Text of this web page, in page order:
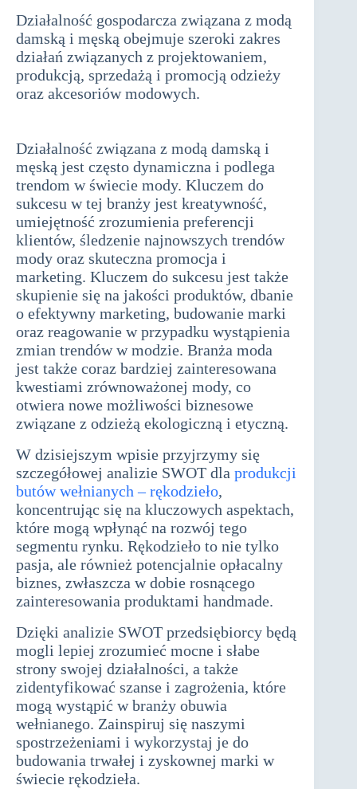
Działalność gospodarcza związana z modą
damską i męską obejmuje szeroki zakres
działań związanych z projektowaniem,
produkcją, sprzedażą i promocją odzieży
oraz akcesoriów modowych.
Działalność związana z modą damską i
męską jest często dynamiczna i podlega
trendom w świecie mody. Kluczem do
sukcesu w tej branży jest kreatywność,
umiejętność zrozumienia preferencji
klientów, śledzenie najnowszych trendów
mody oraz skuteczna promocja i
marketing. Kluczem do sukcesu jest także
skupienie się na jakości produktów, dbanie
o efektywny marketing, budowanie marki
oraz reagowanie w przypadku wystąpienia
zmian trendów w modzie. Branża moda
jest także coraz bardziej zainteresowana
kwestiami zrównoważonej mody, co
otwiera nowe możliwości biznesowe
związane z odzieżą ekologiczną i etyczną.
W dzisiejszym wpisie przyjrzymy się
szczegółowej analizie SWOT dla produkcji
butów wełnianych – rękodzieło,
koncentrując się na kluczowych aspektach,
które mogą wpłynąć na rozwój tego
segmentu rynku. Rękodzieło to nie tylko
pasja, ale również potencjalnie opłacalny
biznes, zwłaszcza w dobie rosnącego
zainteresowania produktami handmade.
Dzięki analizie SWOT przedsiębiorcy będą
mogli lepiej zrozumieć mocne i słabe
strony swojej działalności, a także
zidentyfikować szanse i zagrożenia, które
mogą wystąpić w branży obuwia
wełnianego. Zainspiruj się naszymi
spostrzeżeniami i wykorzystaj je do
budowania trwałej i zyskownej marki w
świecie rękodzieła.